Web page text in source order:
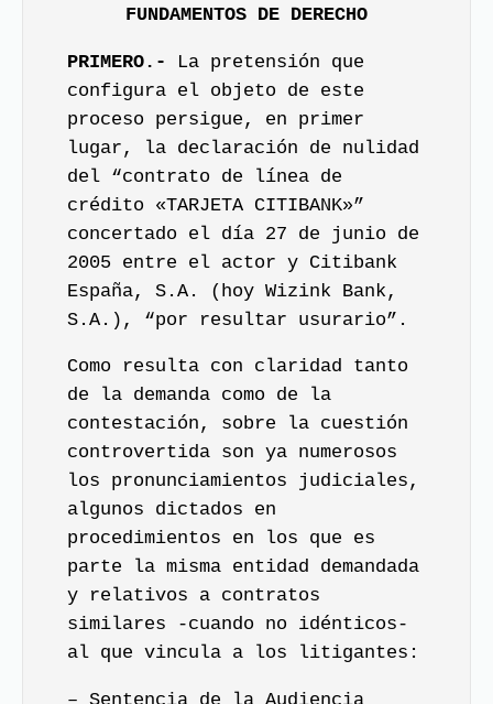
FUNDAMENTOS DE DERECHO
PRIMERO.-
La pretensión que
configura el objeto de este
proceso persigue, en primer
lugar, la declaración de nulidad
del “contrato de línea de
crédito «TARJETA CITIBANK»”
concertado el día 27 de junio de
2005 entre el actor y Citibank
España, S.A. (hoy Wizink Bank,
S.A.), “por resultar usurario”.
Como resulta con claridad tanto
de la demanda como de la
contestación, sobre la cuestión
controvertida son ya numerosos
los pronunciamientos judiciales,
algunos dictados en
procedimientos en los que es
parte la misma entidad demandada
y relativos a contratos
similares -cuando no idénticos-
al que vincula a los litigantes:
– Sentencia de la Audiencia